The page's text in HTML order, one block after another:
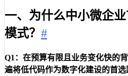
一、为什么中小微企
模式？ #
Q1：在预算有限且业务变化快的
遍将低代码作为数字化建设的首选